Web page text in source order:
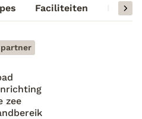
Faciliteiten
partner
zee